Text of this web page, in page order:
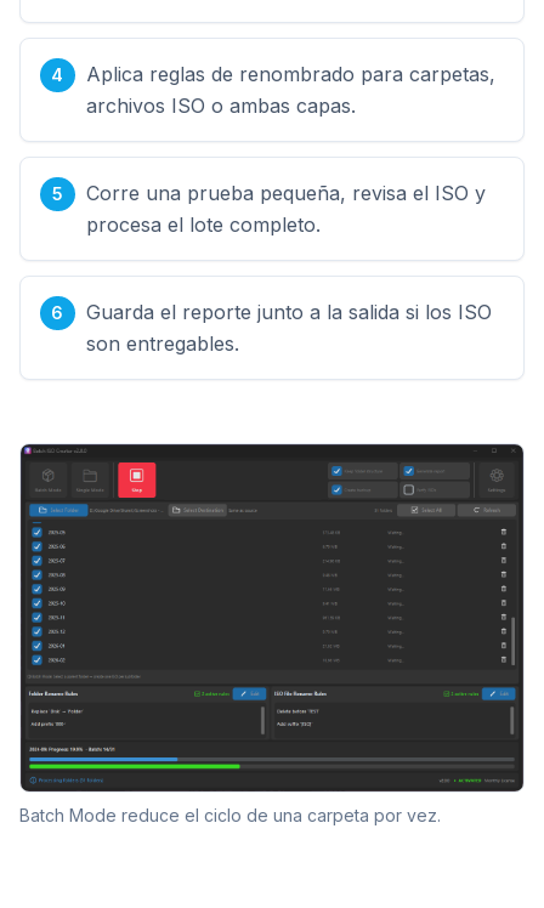
Aplica reglas de renombrado para carpetas,
archivos ISO o ambas capas.
Corre una prueba pequeña, revisa el ISO y
procesa el lote completo.
Guarda el reporte junto a la salida si los ISO
son entregables.
Batch Mode reduce el ciclo de una carpeta por vez.